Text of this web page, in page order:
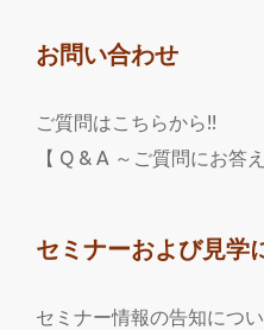
お問い合わせ
ご質問はこちらから!!
【 Q & A ～ご質問にお答
セミナーおよび見学
セミナー情報の告知につ